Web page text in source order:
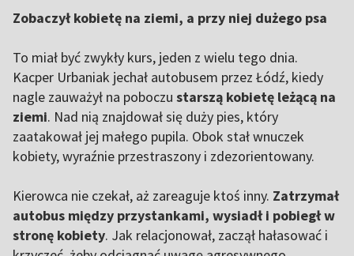
Zobaczył kobietę na ziemi, a przy niej dużego psa
To miał być zwykły kurs, jeden z wielu tego dnia.
Kacper Urbaniak jechał autobusem przez Łódź, kiedy
nagle zauważył na poboczu starszą kobietę leżącą na
ziemi. Nad nią znajdował się duży pies, który
zaatakował jej małego pupila. Obok stał wnuczek
kobiety, wyraźnie przestraszony i zdezorientowany.
Kierowca nie czekał, aż zareaguje ktoś inny. Zatrzymał
autobus między przystankami, wysiadł i pobiegł w
stronę kobiety. Jak relacjonował, zaczął hałasować i